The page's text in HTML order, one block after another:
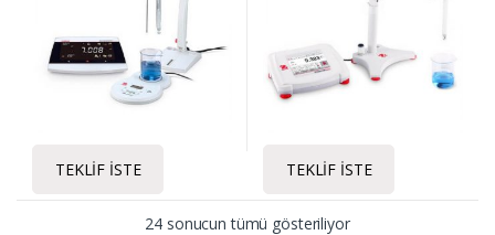
TEKLIF İSTE TEKLIF İSTE
24 sonucun tümü gösteriliyor